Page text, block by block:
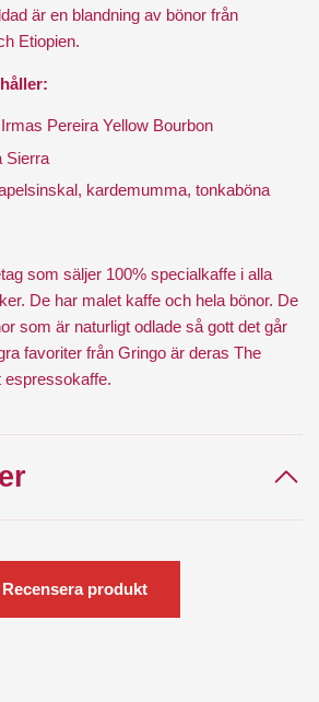
är en blandning av bönor från
Etiopien.
Pereira Yellow Bourbon
Sierra
kardemumma, tonkaböna
som säljer 100% specialkaffe i alla
De har malet kaffe och hela bönor. De
som är naturligt odlade så gott det går
favoriter från Gringo är deras The
espressokaffe.
Recensera produkt